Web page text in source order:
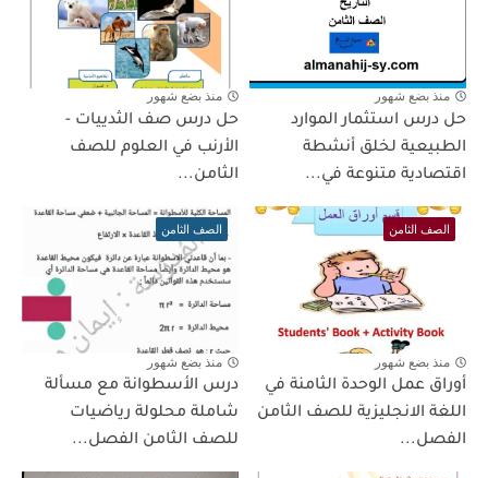
منذ بضع شهور
حل درس استثمار الموارد
الطبيعية لخلق أنشطة
اقتصادية متنوعة في...
منذ بضع شهور
حل درس صف الثدييات -
الأرنب في العلوم للصف
الثامن...
الصف الثامن
منذ بضع شهور
أوراق عمل الوحدة الثامنة في
اللغة الانجليزية للصف الثامن
الفصل...
الصف الثامن
منذ بضع شهور
درس الأسطوانة مع مسألة
شاملة محلولة رياضيات
للصف الثامن الفصل...